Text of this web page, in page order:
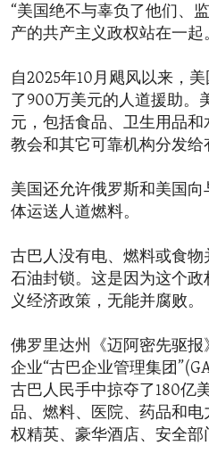
“美国绝不与辜负了他们、
产的共产主义政权站在一起
自2025年10月飓风以来，
了900万美元的人道援助。
元，包括食品、卫生用品
教会和其它可靠机构分发给
美国还允许俄罗斯和美国
体运送人道燃料。
古巴人没有电、燃料或食
石油封锁。这是因为这个
义经济政策，无能并腐败。
佛罗里达州《迈阿密先驱
企业“古巴企业管理集团
古巴人民手中掠夺了180亿
品、燃料、医院、药品和
权精英、豪华酒店、安全部